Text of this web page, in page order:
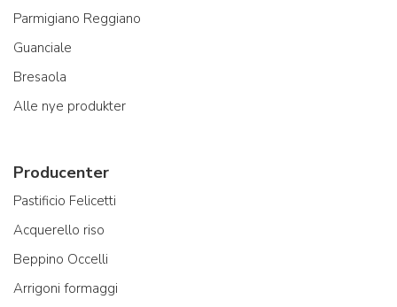
Parmigiano Reggiano
Guanciale
Bresaola
Alle nye produkter
Producenter
Pastificio Felicetti
Acquerello riso
Beppino Occelli
Arrigoni formaggi